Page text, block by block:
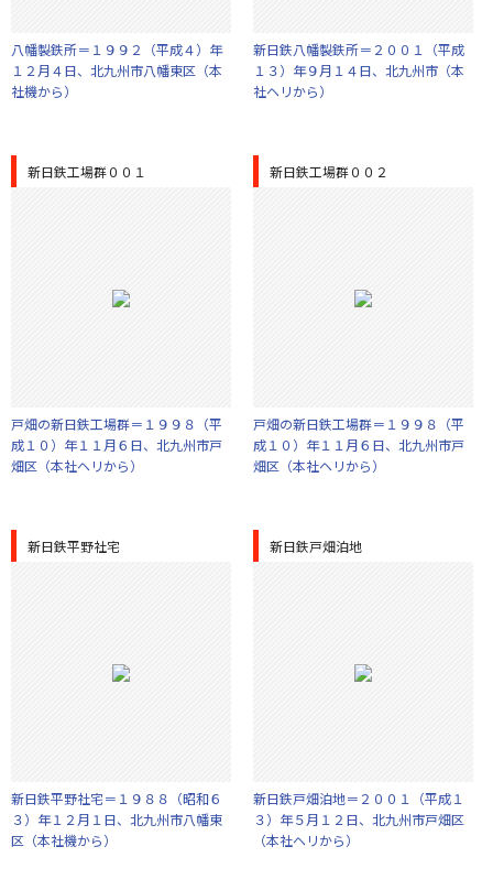
八幡製鉄所＝１９９２（平成４）年
１２月４日、北九州市八幡東区（本
社機から）
新日鉄八幡製鉄所＝２００１（平成
１３）年９月１４日、北九州市（本
社ヘリから）
新日鉄工場群００１
戸畑の新日鉄工場群＝１９９８（平
成１０）年１１月６日、北九州市戸
畑区（本社ヘリから）
新日鉄工場群００２
戸畑の新日鉄工場群＝１９９８（平
成１０）年１１月６日、北九州市戸
畑区（本社ヘリから）
新日鉄平野社宅
新日鉄平野社宅＝１９８８（昭和６
３）年１２月１日、北九州市八幡東
区（本社機から）
新日鉄戸畑泊地
新日鉄戸畑泊地＝２００１（平成１
３）年５月１２日、北九州市戸畑区
（本社ヘリから）